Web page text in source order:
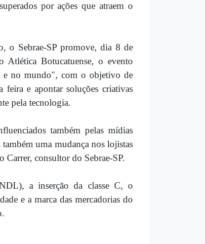
por ações que atraem o
o Sebrae-SP promove, dia 8 de
Atlética Botucatuense, o evento
e no mundo", com o objetivo de
feira e apontar soluções criativas
pela tecnologia.
também pelas mídias
uma mudança nos lojistas
Carrer, consultor do Sebrae-SP.
a inserção da classe C, o
e a marca das mercadorias do